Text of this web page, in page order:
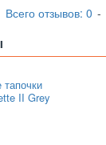
Всего отзывов: 0 -
II Grey